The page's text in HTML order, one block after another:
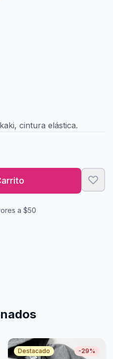
cintura elástica.
a $50
Destacado -29%